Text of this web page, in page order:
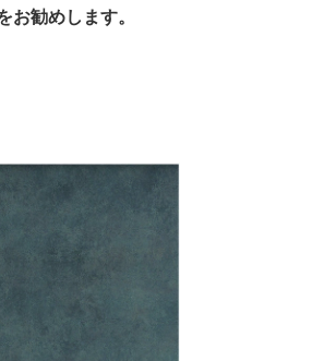
勧めします。